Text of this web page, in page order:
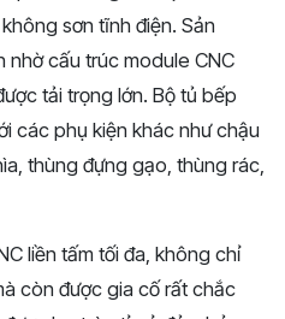
sơn tĩnh điện. Sản
cấu trúc module CNC
tải trọng lớn. Bộ tủ bếp
các phụ kiện khác như chậu
thùng đựng gạo, thùng rác,
liền tấm tối đa, không chỉ
còn được gia cố rất chắc